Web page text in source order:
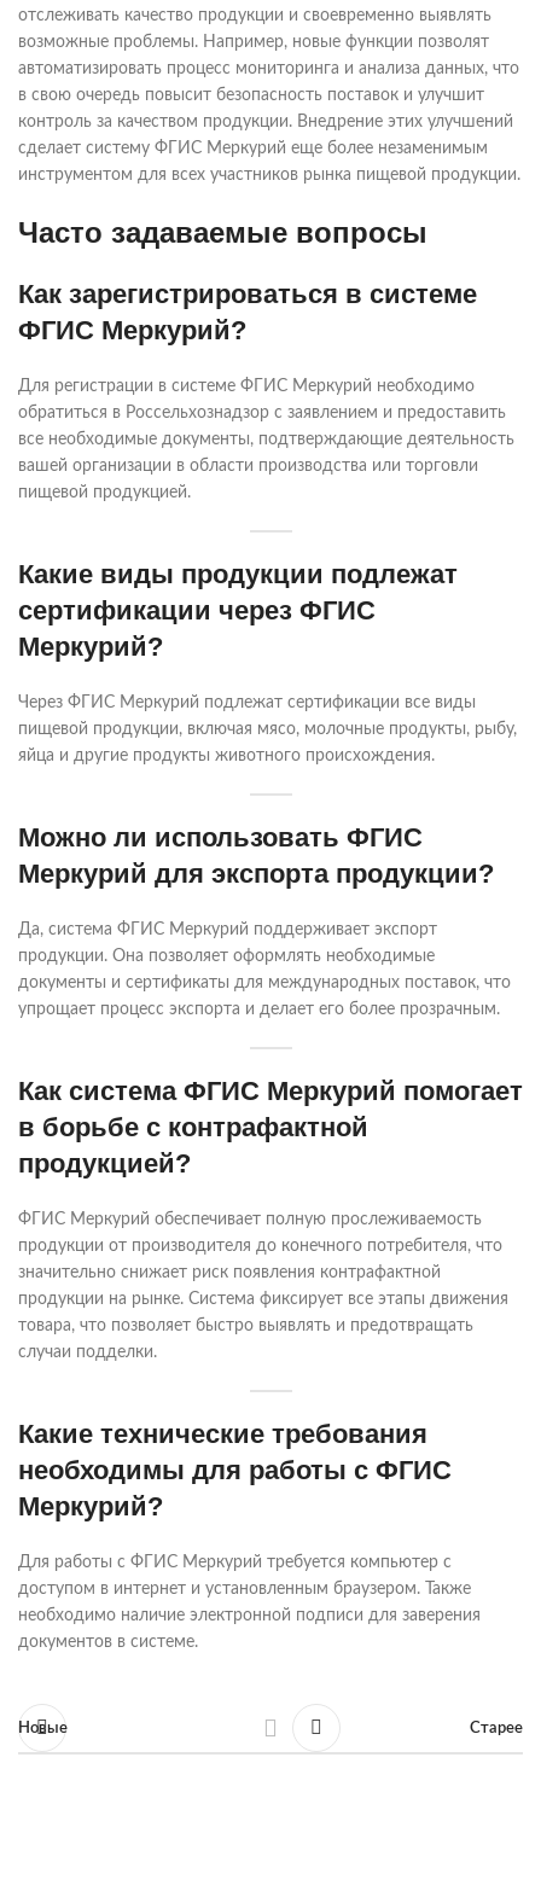
отслеживать качество продукции и своевременно выявлять
возможные проблемы. Например, новые функции позволят
автоматизировать процесс мониторинга и анализа данных, что
в свою очередь повысит безопасность поставок и улучшит
контроль за качеством продукции. Внедрение этих улучшений
сделает систему ФГИС Меркурий еще более незаменимым
инструментом для всех участников рынка пищевой продукции.
Часто задаваемые вопросы
Как зарегистрироваться в системе
ФГИС Меркурий?
Для регистрации в системе ФГИС Меркурий необходимо
обратиться в Россельхознадзор с заявлением и предоставить
все необходимые документы, подтверждающие деятельность
вашей организации в области производства или торговли
пищевой продукцией.
Какие виды продукции подлежат
сертификации через ФГИС
Меркурий?
Через ФГИС Меркурий подлежат сертификации все виды
пищевой продукции, включая мясо, молочные продукты, рыбу,
яйца и другие продукты животного происхождения.
Можно ли использовать ФГИС
Меркурий для экспорта продукции?
Да, система ФГИС Меркурий поддерживает экспорт
продукции. Она позволяет оформлять необходимые
документы и сертификаты для международных поставок, что
упрощает процесс экспорта и делает его более прозрачным.
Как система ФГИС Меркурий помогает
в борьбе с контрафактной
продукцией?
ФГИС Меркурий обеспечивает полную прослеживаемость
продукции от производителя до конечного потребителя, что
значительно снижает риск появления контрафактной
продукции на рынке. Система фиксирует все этапы движения
товара, что позволяет быстро выявлять и предотвращать
случаи подделки.
Какие технические требования
необходимы для работы с ФГИС
Меркурий?
Для работы с ФГИС Меркурий требуется компьютер с
доступом в интернет и установленным браузером. Также
необходимо наличие электронной подписи для заверения
документов в системе.
Новые Старее